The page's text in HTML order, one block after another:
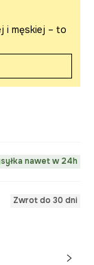
i męskiej – to
nawet w 24h
Zwrot do 30 dni